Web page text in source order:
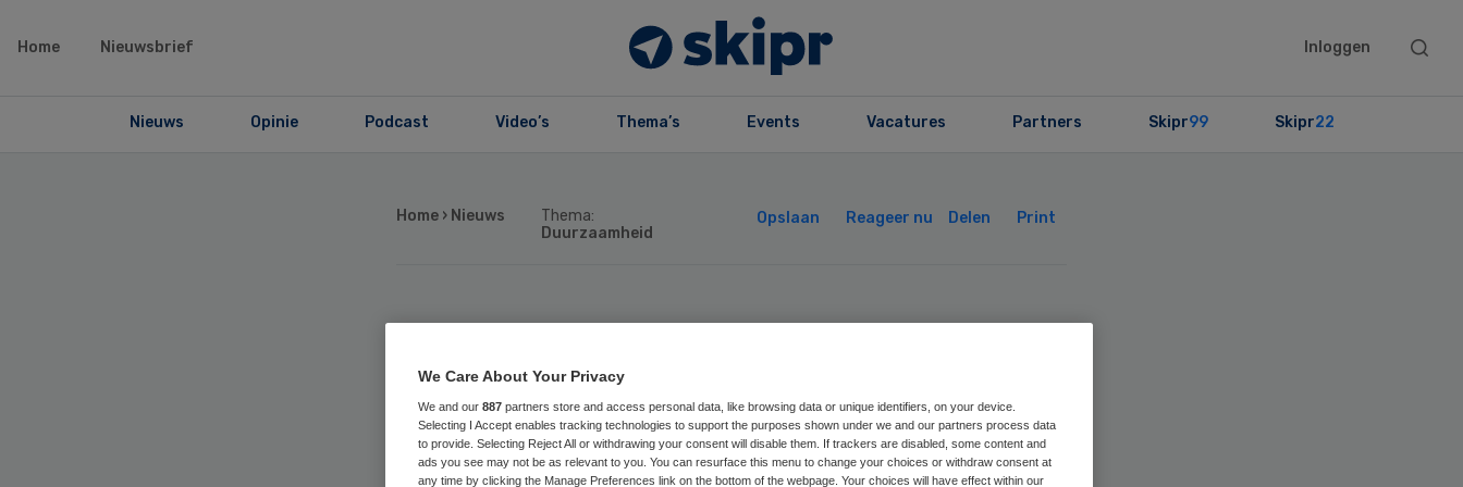
Home Nieuwsbrief Inloggen
Search
Nieuws Opinie Podcast Video’s Thema’s Events Vacatures Partners Skipr99 Skipr22
Home › Nieuws
Thema:
Duurzaamheid
Opslaan Reageer nu Delen Print
Lakens besparen op
SEH: jaarlijks een
voetbalveld
We Care About Your Privacy
We and our 887 partners store and access personal data, like browsing data or unique identifiers, on your device.
Selecting I Accept enables tracking technologies to support the purposes shown under we and our partners process data
to provide. Selecting Reject All or withdrawing your consent will disable them. If trackers are disabled, some content and
ads you see may not be as relevant to you. You can resurface this menu to change your choices or withdraw consent at
any time by clicking the Manage Preferences link on the bottom of the webpage. Your choices will have effect within our